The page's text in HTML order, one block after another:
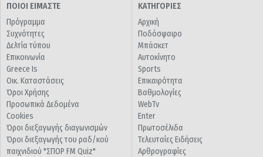
ΠΟΙΟΙ ΕΙΜΑΣΤΕ
Πρόγραμμα
Συχνότητες
Δελτία τύπου
Επικοινωνία
Greece Is
Οικ. Καταστάσεις
Όροι Χρήσης
Προσωπικά Δεδομένα
Cookies
Όροι διεξαγωγής διαγωνισμών
Όροι διεξαγωγής του ραδ/κού
παιχνιδιού "ΣΠΟΡ FM Quiz"
ΚΑΤΗΓΟΡΙΕΣ
Αρχική
Ποδόσφαιρο
Μπάσκετ
Αυτοκίνητο
Sports
Επικαιρότητα
Βαθμολογίες
WebTv
Enter
Πρωτοσέλιδα
Τελευταίες Ειδήσεις
Αρθρογραφίες